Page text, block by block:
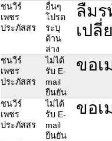
ชนวีร์
เพชร
ประภัสสร
อื่นๆ
โปรด
ระบุ
ด้าน
ล่าง
ลืมร
เปลี่
ชนวีร์
เพชร
ประภัสสร
ไม่ได้
รับ E-
mail
ยืนยัน
ขอเ
ชนวีร์
เพชร
ประภัสสร
ไม่ได้
รับ E-
mail
ยืนยัน
ขอเ